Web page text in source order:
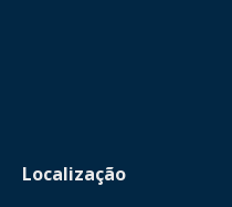
Localização